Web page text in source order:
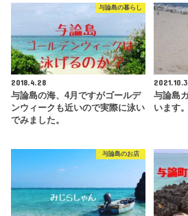
与論島の暮らし
2018.4.28
与論島の海、4月ですがゴールデ
ンウィークも近いので実際に泳い
でみました。
与論島
います
与論島のお店